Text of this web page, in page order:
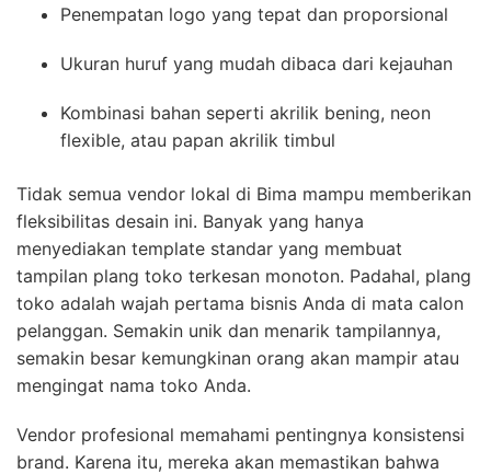
Penempatan logo yang tepat dan proporsional
Ukuran huruf yang mudah dibaca dari kejauhan
Kombinasi bahan seperti akrilik bening, neon
flexible, atau papan akrilik timbul
Tidak semua vendor lokal di Bima mampu memberikan
fleksibilitas desain ini. Banyak yang hanya
menyediakan template standar yang membuat
tampilan plang toko terkesan monoton. Padahal, plang
toko adalah wajah pertama bisnis Anda di mata calon
pelanggan. Semakin unik dan menarik tampilannya,
semakin besar kemungkinan orang akan mampir atau
mengingat nama toko Anda.
Vendor profesional memahami pentingnya konsistensi
brand. Karena itu, mereka akan memastikan bahwa